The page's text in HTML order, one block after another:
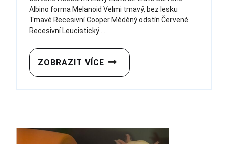
Albino forma Melanoid Velmi tmavý, bez lesku
Tmavé Recesivní Cooper Měděný odstín Červené
Recesivní Leucistický ...
ZOBRAZIT VÍCE